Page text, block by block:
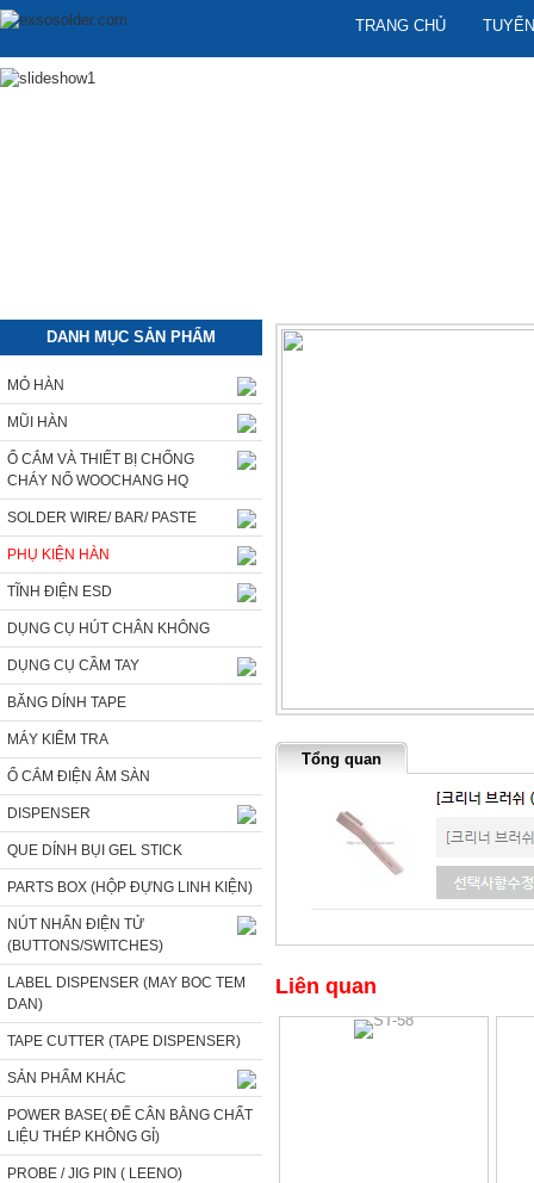
TRANG CHỦ
DANH MỤC SẢN PHẨM
MỎ HÀN
MŨI HÀN
Ổ CẮM VÀ THIẾT BỊ CHỐNG
CHÁY NỔ WOOCHANG HQ
SOLDER WIRE/ BAR/ PASTE
PHỤ KIỆN HÀN
TĨNH ĐIỆN ESD
DỤNG CỤ HÚT CHÂN KHÔNG
DỤNG CỤ CẦM TAY
BĂNG DÍNH TAPE
MÁY KIỂM TRA
Ổ CẮM ĐIỆN ÂM SÀN
DISPENSER
QUE DÍNH BỤI GEL STICK
PARTS BOX (HỘP ĐỰNG LINH KIỆN)
NÚT NHẤN ĐIỆN TỬ
(BUTTONS/SWITCHES)
LABEL DISPENSER (MAY BOC TEM
DAN)
TAPE CUTTER (TAPE DISPENSER)
SẢN PHẨM KHÁC
POWER BASE( ĐẾ CÂN BẰNG CHẤT
LIỆU THÉP KHÔNG GỈ)
PROBE / JIG PIN ( LEENO)
Tổng quan
Liên quan